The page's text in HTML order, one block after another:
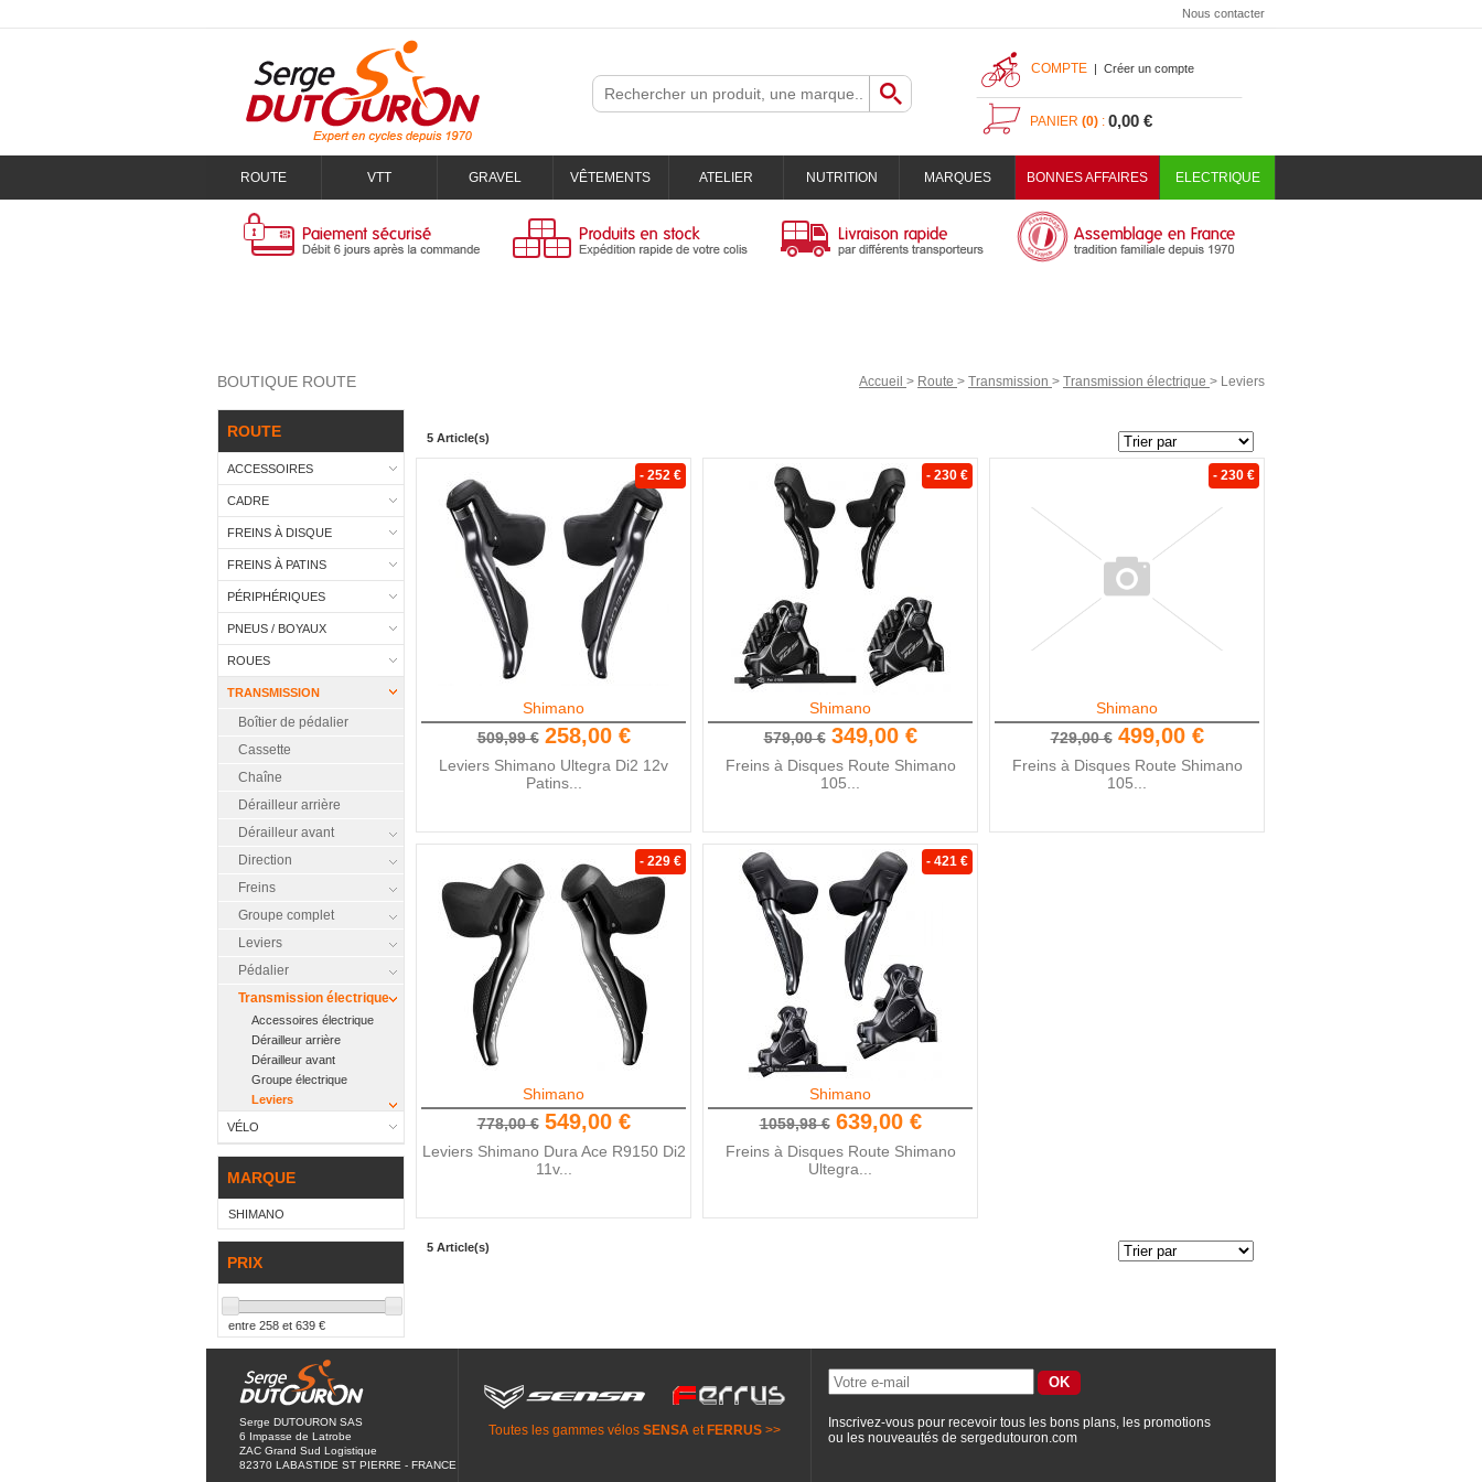
Nous contacter
COMPTE | Créer un compte
PANIER (0) : 0,00 €
ROUTE VTT GRAVEL VÊTEMENTS ATELIER NUTRITION MARQUES BONNES AFFAIRES ELECTRIQUE
BOUTIQUE ROUTE Accueil > Route > Transmission > Transmission électrique > Leviers
ROUTE
ACCESSOIRES
CADRE
FREINS À DISQUE
FREINS À PATINS
PÉRIPHÉRIQUES
PNEUS / BOYAUX
ROUES
TRANSMISSION
Boîtier de pédalier
Cassette
Chaîne
Dérailleur arrière
Dérailleur avant
Direction
Freins
Groupe complet
Leviers
Pédalier
Transmission électrique
Accessoires électrique
Dérailleur arrière
Dérailleur avant
Groupe électrique
Leviers
VÉLO
MARQUE
SHIMANO
PRIX
entre 258 et 639 €
5 Article(s)
- 252 €
Shimano
509,99 € 258,00 €
Leviers Shimano Ultegra Di2 12v
Patins...
- 230 €
Shimano
579,00 € 349,00 €
Freins à Disques Route Shimano
105...
- 230 €
Shimano
729,00 € 499,00 €
Freins à Disques Route Shimano
105...
- 229 €
Shimano
778,00 € 549,00 €
Leviers Shimano Dura Ace R9150 Di2
11v...
- 421 €
Shimano
1059,98 € 639,00 €
Freins à Disques Route Shimano
Ultegra...
5 Article(s)
Serge DUTOURON SAS
6 Impasse de Latrobe
ZAC Grand Sud Logistique
82370 LABASTIDE ST PIERRE - FRANCE
Toutes les gammes vélos SENSA et FERRUS >>
Inscrivez-vous pour recevoir tous les bons plans, les promotions
ou les nouveautés de sergedutouron.com